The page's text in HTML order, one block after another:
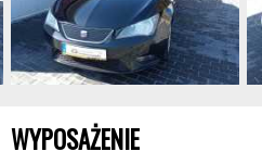
WYPOSAŻENIE